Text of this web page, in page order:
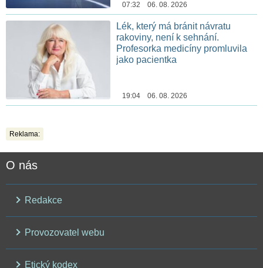
07:32 06. 08. 2026
Lék, který má bránit návratu
rakoviny, není k sehnání.
Profesorka medicíny promluvila
jako pacientka
19:04 06. 08. 2026
Reklama:
O nás
Redakce
Provozovatel webu
Etický kodex